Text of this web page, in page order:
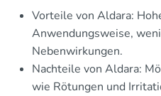
Vorteile von Aldara:
Anwendungsweise,
Nebenwirkungen.
Nachteile von Aldara:
wie Rötungen und